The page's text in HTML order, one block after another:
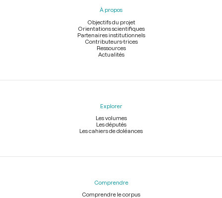
À propos
Objectifs du projet
Orientations scientifiques
Partenaires institutionnels
Contributeurs-trices
Ressources
Actualités
Explorer
Les volumes
Les députés
Les cahiers de doléances
Comprendre
Comprendre le corpus